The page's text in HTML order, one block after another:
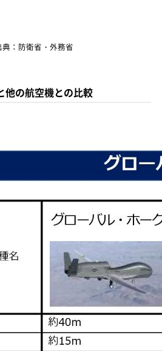
：防衛省・外務省
他の航空機との比較